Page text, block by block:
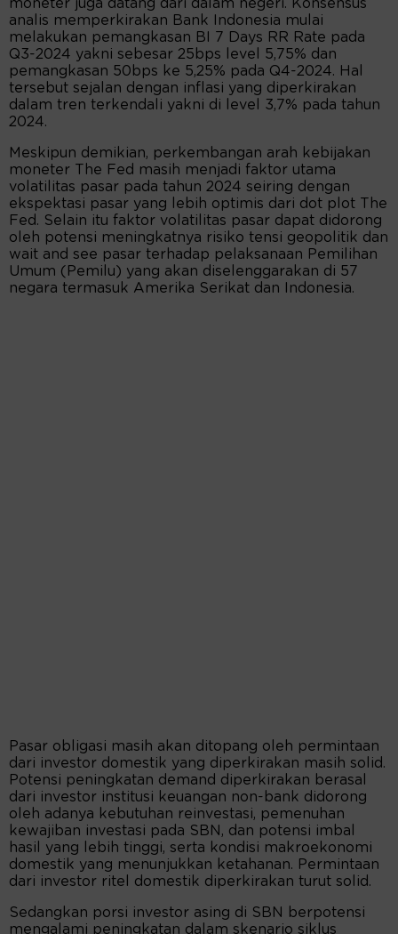
moneter juga datang dari dalam negeri. Konsensus
analis memperkirakan Bank Indonesia mulai
melakukan pemangkasan BI 7 Days RR Rate pada
Q3-2024 yakni sebesar 25bps level 5,75% dan
pemangkasan 50bps ke 5,25% pada Q4-2024. Hal
tersebut sejalan dengan inflasi yang diperkirakan
dalam tren terkendali yakni di level 3,7% pada tahun
2024.
Meskipun demikian, perkembangan arah kebijakan
moneter The Fed masih menjadi faktor utama
volatilitas pasar pada tahun 2024 seiring dengan
ekspektasi pasar yang lebih optimis dari dot plot The
Fed. Selain itu faktor volatilitas pasar dapat didorong
oleh potensi meningkatnya risiko tensi geopolitik dan
wait and see pasar terhadap pelaksanaan Pemilihan
Umum (Pemilu) yang akan diselenggarakan di 57
negara termasuk Amerika Serikat dan Indonesia.
Pasar obligasi masih akan ditopang oleh permintaan
dari investor domestik yang diperkirakan masih solid.
Potensi peningkatan demand diperkirakan berasal
dari investor institusi keuangan non-bank didorong
oleh adanya kebutuhan reinvestasi, pemenuhan
kewajiban investasi pada SBN, dan potensi imbal
hasil yang lebih tinggi, serta kondisi makroekonomi
domestik yang menunjukkan ketahanan. Permintaan
dari investor ritel domestik diperkirakan turut solid.
Sedangkan porsi investor asing di SBN berpotensi
mengalami peningkatan dalam skenario siklus